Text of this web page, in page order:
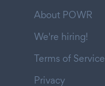
About POWR
We're hiring!
Terms of Service
Privacy